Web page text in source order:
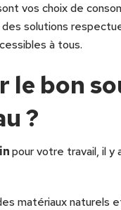
vos choix de
solutions
à tous.
le bon
?
pour votre travail, il y
matériaux naturels